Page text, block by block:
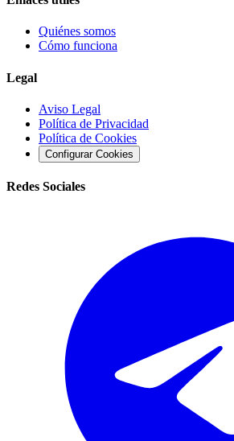
Quiénes somos
Cómo funciona
Legal
Aviso Legal
Política de Privacidad
Política de Cookies
Configurar Cookies
Redes Sociales